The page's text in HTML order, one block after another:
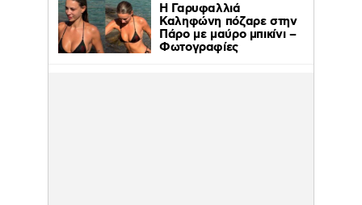
Η Γαρυφαλλιά
Καληφώνη πόζαρε στην
Πάρο με μαύρο μπικίνι –
Φωτογραφίες